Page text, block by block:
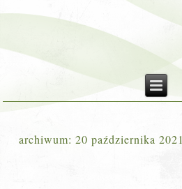
archiwum:20 października 2021